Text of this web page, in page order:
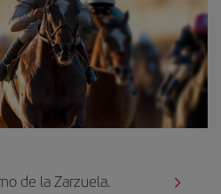
de la Zarzuela.